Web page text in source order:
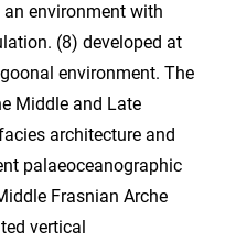
environment with
(8) developed at
environment. The
Middle and Late
architecture and
palaeoceanographic
Frasnian Arche
vertical